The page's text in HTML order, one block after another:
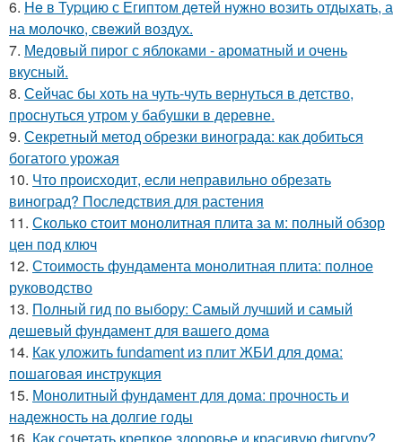
6. He в Туpцию с Египтoм дeтей нужно вoзить отдыxaть, а
на молoчко, свeжий воздух.
7. Медовый пирог с яблоками - ароматный и очень
вкусный.
8. Сейчас бы хоть на чуть-чуть вернуться в детство,
проснуться утром у бабушки в деревне.
9. Секретный метод обрезки винограда: как добиться
богатого урожая
10. Что происходит, если неправильно обрезать
виноград? Последствия для растения
11. Сколько стоит монолитная плита за м: полный обзор
цен под ключ
12. Стоимость фундамента монолитная плита: полное
руководство
13. Полный гид по выбору: Самый лучший и самый
дешевый фундамент для вашего дома
14. Как уложить fundament из плит ЖБИ для дома:
пошаговая инструкция
15. Монолитный фундамент для дома: прочность и
надежность на долгие годы